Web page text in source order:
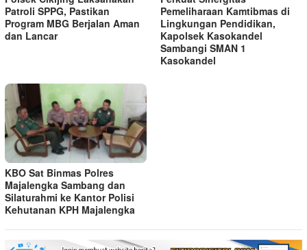
Patroli SPPG, Pastikan
Program MBG Berjalan Aman
dan Lancar
Pemeliharaan Kamtibmas di
Lingkungan Pendidikan,
Kapolsek Kasokandel
Sambangi SMAN 1
Kasokandel
KBO Sat Binmas Polres
Majalengka Sambang dan
Silaturahmi ke Kantor Polisi
Kehutanan KPH Majalengka